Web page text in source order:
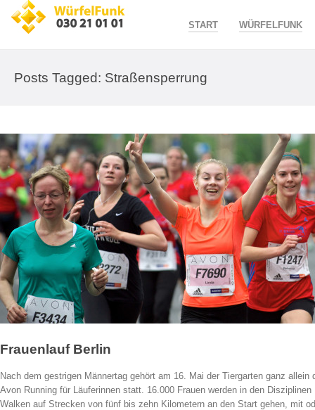
START WÜRFELFUNK
Posts Tagged: Straßensperrung
Frauenlauf Berlin
Nach dem gestrigen Männertag gehört am 16. Mai der Tiergarten ganz
Avon Running für Läuferinnen statt. 16.000 Frauen werden in den
Walken auf Strecken von fünf bis zehn Kilometern an den Start gehen, mit